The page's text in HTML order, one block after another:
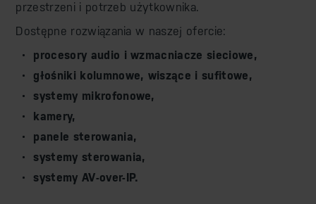
przestrzeni i potrzeb użytkownika.
Dostępne rozwiązania w naszej ofercie:
procesory audio i wzmacniacze sieciowe,
głośniki kolumnowe, wiszące i sufitowe,
systemy mikrofonowe,
kamery,
panele sterowania,
systemy sterowania,
systemy AV-over-IP.